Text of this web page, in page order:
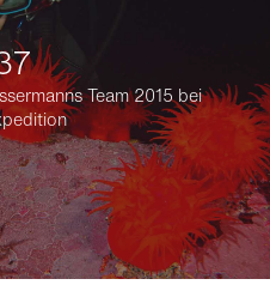
Team 2015 bei